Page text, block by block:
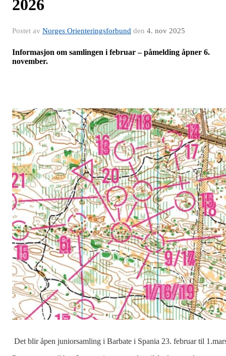
2026
Postet av Norges Orienteringsforbund den 4. nov 2025
Informasjon om samlingen i februar – påmelding åpner 6.
november.
Det blir åpen juniorsamling i Barbate i Spania 23. februar til